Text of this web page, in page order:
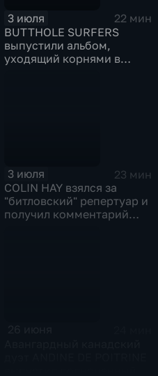
3 июля
22 мин
BUTTHOLE SURFERS
выпустили альбом,
уходящий корнями в
3 июля
23 мин
COLIN HAY взялся за
"битловский" репертуар и
получил комментарий